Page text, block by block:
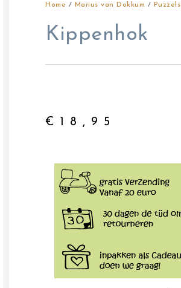
Home / Marius van Dokkum / Puzzels
Kippenhok
€ 18,95